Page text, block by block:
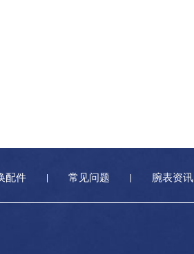
配件 常见问题 腕表资讯